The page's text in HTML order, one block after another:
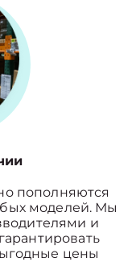
пополняются
моделей. Мы
и
цены